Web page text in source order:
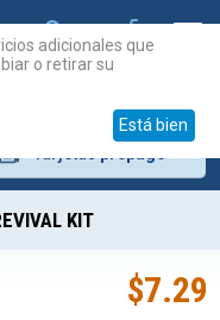
KIT
$7.29
adicionales que
o retirar su
Está bien